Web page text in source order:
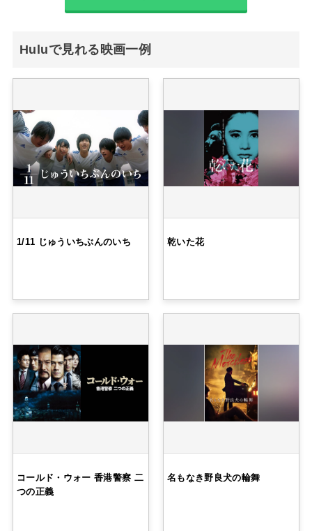
Huluで見れる映画一例
1/11 じゅういちぶんのいち 乾いた花
コールド・ウォー 香港警察 二
つの正義
名もなき野良犬の輪舞